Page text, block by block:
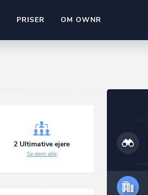
PRISER OM OWNR
2 Ultimative ejere
Se dem alle